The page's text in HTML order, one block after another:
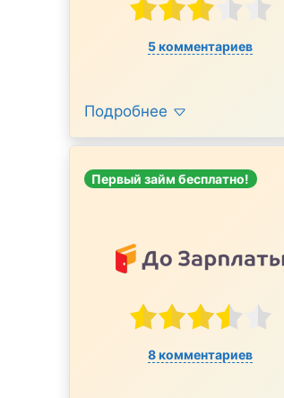
5 комментариев
Подробнее
Первый займ бесплатно!
8 комментариев